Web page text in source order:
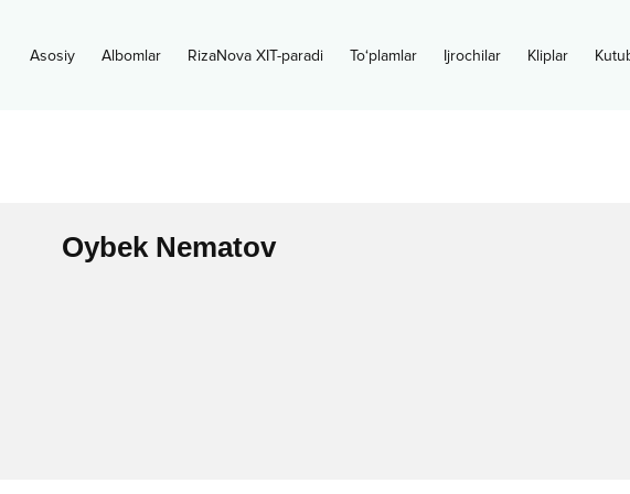
Asosiy Albomlar RizaNova XIT-paradi To‘plamlar Ijrochilar Kliplar
Oybek Nematov